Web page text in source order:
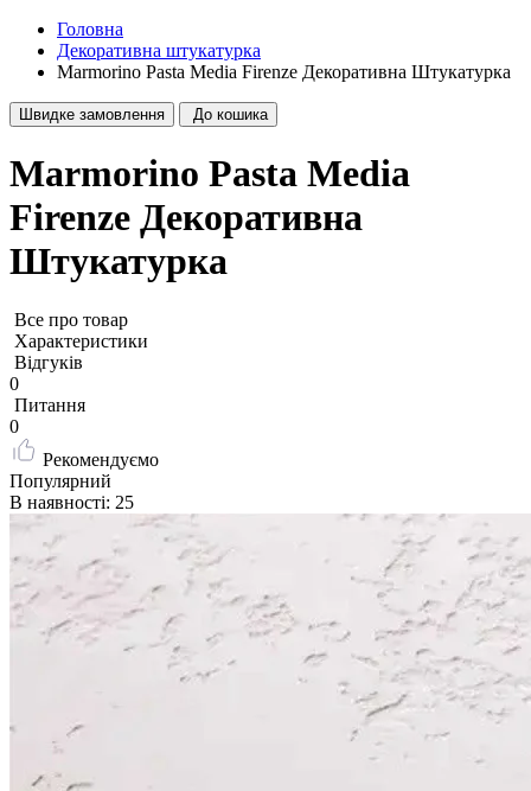
Головна
Декоративна штукатурка
Marmorino Pasta Media Firenze Декоративна Штукатурка
Швидке замовлення До кошика
Marmorino Pasta Media
Firenze Декоративна
Штукатурка
Все про товар
Характеристики
Відгуків
0
Питання
0
Рекомендуємо
Популярний
В наявності: 25